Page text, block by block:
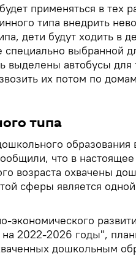
применяться в тех
типа внедрить
дети будут ходить в
выбранной
выделены автобусы для
их потом по
типа
образования
что в
возраста охвачены
сферы является
экономического
2022-2026 годы",
дошкольным